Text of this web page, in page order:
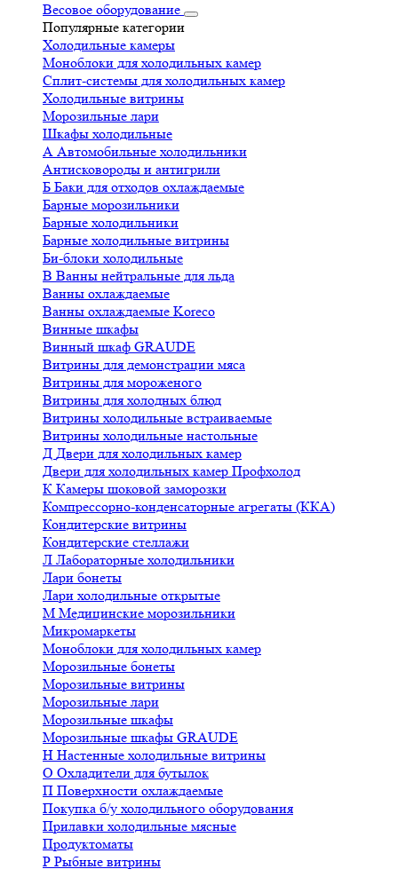
Весовое оборудование
Популярные категории
Холодильные камеры
Моноблоки для холодильных камер
Сплит-системы для холодильных камер
Холодильные витрины
Морозильные лари
Шкафы холодильные
А Автомобильные холодильники
Антисковороды и антигрили
Б Баки для отходов охлаждаемые
Барные морозильники
Барные холодильники
Барные холодильные витрины
Би-блоки холодильные
В Ванны нейтральные для льда
Ванны охлаждаемые
Ванны охлаждаемые Koreco
Винные шкафы
Винный шкаф GRAUDE
Витрины для демонстрации мяса
Витрины для мороженого
Витрины для холодных блюд
Витрины холодильные встраиваемые
Витрины холодильные настольные
Д Двери для холодильных камер
Двери для холодильных камер Профхолод
К Камеры шоковой заморозки
Компрессорно-конденсаторные агрегаты (ККА)
Кондитерские витрины
Кондитерские стеллажи
Л Лабораторные холодильники
Лари бонеты
Лари холодильные открытые
М Медицинские морозильники
Микромаркеты
Моноблоки для холодильных камер
Морозильные бонеты
Морозильные витрины
Морозильные лари
Морозильные шкафы
Морозильные шкафы GRAUDE
Н Настенные холодильные витрины
О Охладители для бутылок
П Поверхности охлаждаемые
Покупка б/у холодильного оборудования
Прилавки холодильные мясные
Продуктоматы
Р Рыбные витрины